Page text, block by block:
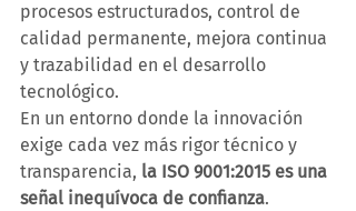
procesos estructurados, control de
calidad permanente, mejora continua
y trazabilidad en el desarrollo
tecnológico.
En un entorno donde la innovación
exige cada vez más rigor técnico y
transparencia, la ISO 9001:2015 es una
señal inequívoca de confianza.